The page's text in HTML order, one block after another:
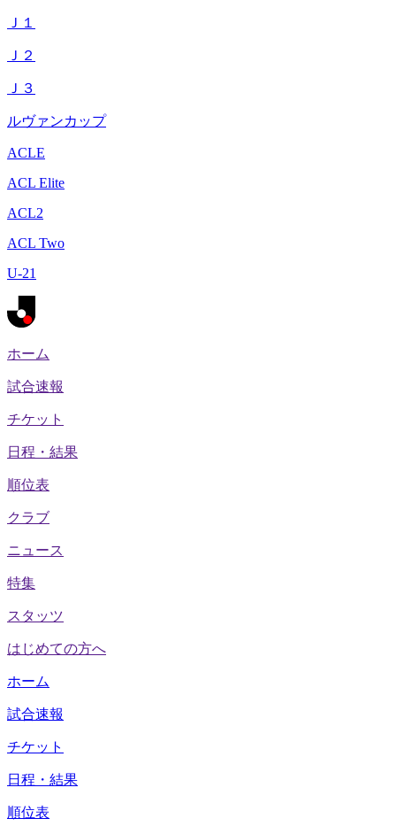
Ｊ１
Ｊ２
Ｊ３
ルヴァンカップ
ACLE
ACL Elite
ACL2
ACL Two
U-21
ホーム
試合速報
チケット
日程・結果
順位表
クラブ
ニュース
特集
スタッツ
はじめての方へ
ホーム
試合速報
チケット
日程・結果
順位表